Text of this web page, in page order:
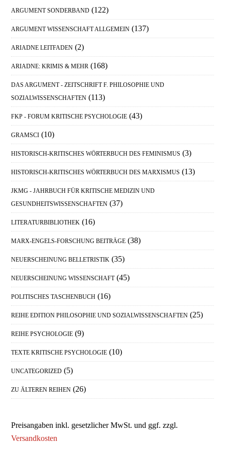
Sidebar
ARGUMENT SONDERBAND (122)
ARGUMENT WISSENSCHAFT ALLGEMEIN (137)
ARIADNE LEITFADEN (2)
ARIADNE: KRIMIS & MEHR (168)
DAS ARGUMENT - ZEITSCHRIFT F. PHILOSOPHIE UND
SOZIALWISSENSCHAFTEN (113)
FKP - FORUM KRITISCHE PSYCHOLOGIE (43)
GRAMSCI (10)
HISTORISCH-KRITISCHES WÖRTERBUCH DES FEMINISMUS (3)
HISTORISCH-KRITISCHES WÖRTERBUCH DES MARXISMUS (13)
JKMG - JAHRBUCH FÜR KRITISCHE MEDIZIN UND
GESUNDHEITSWISSENSCHAFTEN (37)
LITERATURBIBLIOTHEK (16)
MARX-ENGELS-FORSCHUNG BEITRÄGE (38)
NEUERSCHEINUNG BELLETRISTIK (35)
NEUERSCHEINUNG WISSENSCHAFT (45)
POLITISCHES TASCHENBUCH (16)
REIHE EDITION PHILOSOPHIE UND SOZIALWISSENSCHAFTEN (25)
REIHE PSYCHOLOGIE (9)
TEXTE KRITISCHE PSYCHOLOGIE (10)
UNCATEGORIZED (5)
ZU ÄLTEREN REIHEN (26)
Preisangaben inkl. gesetzlicher MwSt. und ggf. zzgl.
Versandkosten